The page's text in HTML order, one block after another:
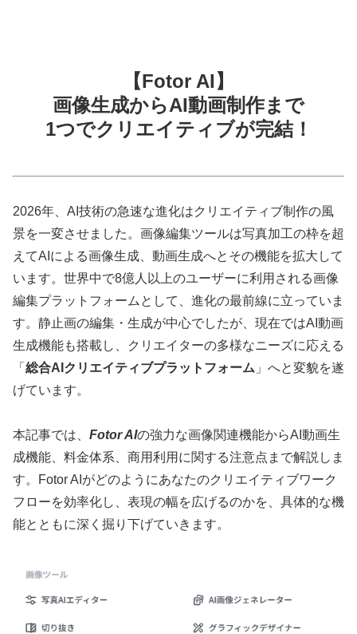
【Fotor AI】
画像生成からAI動画制作まで
1つでクリエイティブが完結！
2026年、AI技術の急速な進化はクリエイティブ制作の風
景を一変させました。画像編集ツールは写真加工の枠を超
えてAIによる画像生成、動画生成へとその機能を拡大して
います。世界中で8億人以上のユーザーに利用される画像
編集プラットフォームとして、進化の最前線に立っていま
す。静止画の編集・生成が中心でしたが、現在ではAI動画
生成機能も搭載し、クリエイターの多様なニーズに応える
「 総合AIクリエイティブプラットフォーム 」へと変貌を遂
げています。
本記事では、 Fotor AIの強力な画像関連機能からAI動画生
成機能、料金体系、商用利用に関する注意点まで解説しま
す。Fotor AIがどのようにあなたのクリエイティブワーク
フローを効率化し、表現の幅を広げるのかを、具体的な機
能とともに深く掘り下げていきます。